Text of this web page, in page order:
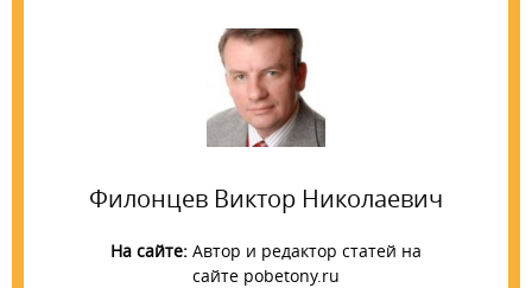
Филонцев Виктор Николаевич
На сайте: Автор и редактор статей на
сайте pobetony.ru